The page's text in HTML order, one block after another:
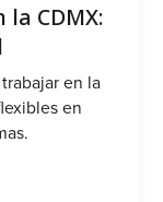
CDMX:
en la
en